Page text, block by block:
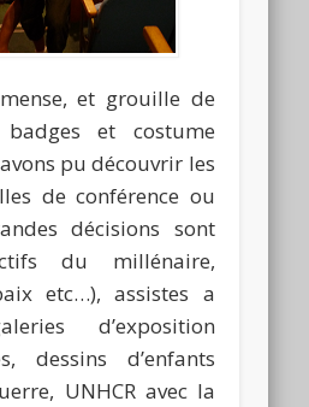
et grouille de
et costume
pu découvrir les
de conférence ou
décisions sont
du millénaire,
etc…), assistes a
d’exposition
dessins d’enfants
UNHCR avec la